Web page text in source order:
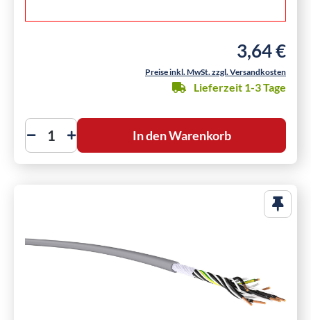
Regulärer
3,64 €
Preise inkl. MwSt. zzgl. Versandkosten
Lieferzeit 1-3 Tage
In den Warenkorb